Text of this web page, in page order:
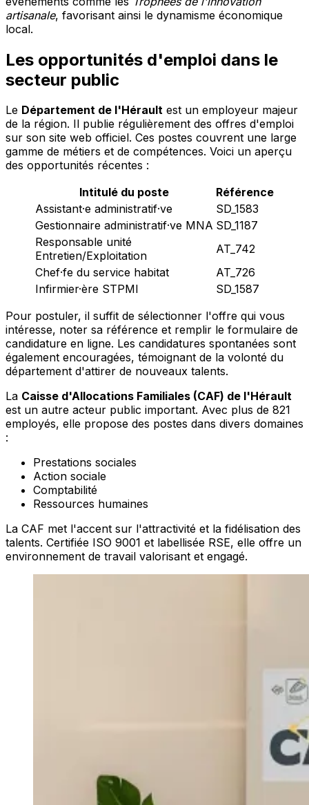
artisanale, favorisant ainsi le dynamisme économique
local.
Les opportunités d'emploi dans le
secteur public
Le Département de l'Hérault est un employeur majeur
de la région. Il publie régulièrement des offres d'emploi
sur son site web officiel. Ces postes couvrent une large
gamme de métiers et de compétences. Voici un aperçu
des opportunités récentes :
Intitulé du poste
Référence
Assistant·e administratif·ve
SD_1583
Gestionnaire administratif·ve MNA SD_1187
Responsable unité
Entretien/Exploitation
AT_742
Chef·fe du service habitat
AT_726
Infirmier·ère STPMI
SD_1587
Pour postuler, il suffit de sélectionner l'offre qui vous
intéresse, noter sa référence et remplir le formulaire de
candidature en ligne. Les candidatures spontanées sont
également encouragées, témoignant de la volonté du
département d'attirer de nouveaux talents.
La Caisse d'Allocations Familiales (CAF) de l'Hérault
est un autre acteur public important. Avec plus de 821
employés, elle propose des postes dans divers domaines
:
Prestations sociales
Action sociale
Comptabilité
Ressources humaines
La CAF met l'accent sur l'attractivité et la fidélisation des
talents. Certifiée ISO 9001 et labellisée RSE, elle offre un
environnement de travail valorisant et engagé.